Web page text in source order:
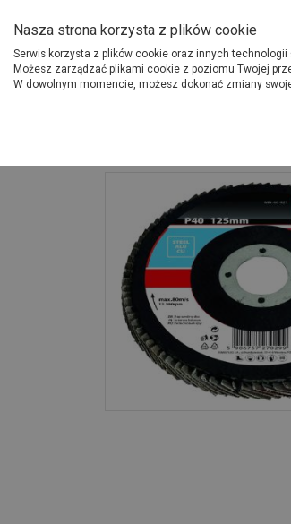
Produkty
O Grupie PSB
Ściernica listkowa
Nasza strona korzysta z plików cookie
Serwis korzysta z plików cookie oraz innych
Możesz zarządzać plikami cookie z poziomu Twojej
W dowolnym momencie, możesz dokonać zmiany